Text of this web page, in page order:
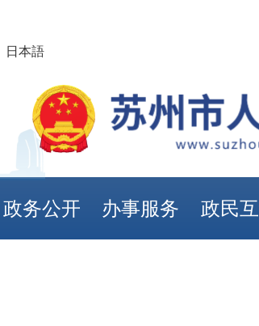
日本語
政务公开 办事服务 政民